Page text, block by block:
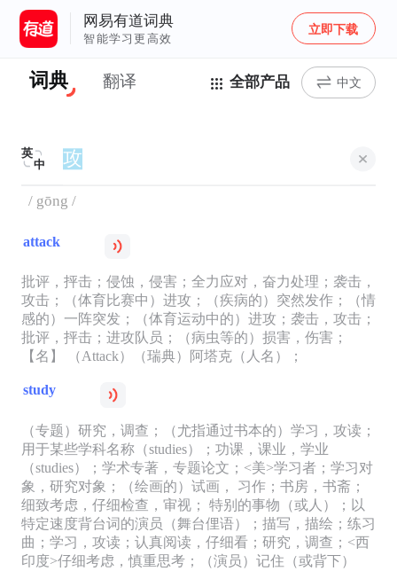
网易有道词典
智能学习更高效
立即下载
词典 翻译 全部产品 中文
英
中
/ gōng /
attack
批评，抨击；侵蚀，侵害；全力应对，奋力处理；袭击，
攻击；（体育比赛中）进攻；（疾病的）突然发作；（情
感的）一阵突发；（体育运动中的）进攻；袭击，攻击；
批评，抨击；进攻队员；（病虫等的）损害，伤害；
【名】 （Attack）（瑞典）阿塔克（人名）；
study
（专题）研究，调查；（尤指通过书本的）学习，攻读；
用于某些学科名称（studies）；功课，课业，学业
（studies）；学术专著，专题论文；<美>学习者；学习对
象，研究对象；（绘画的）试画， 习作；书房，书斋；
细致考虑，仔细检查，审视； 特别的事物（或人）；以
特定速度背台词的演员（舞台俚语）；描写，描绘；练习
曲；学习，攻读；认真阅读，仔细看；研究，调查；<西
印度>仔细考虑，慎重思考；（演员）记住（或背下）